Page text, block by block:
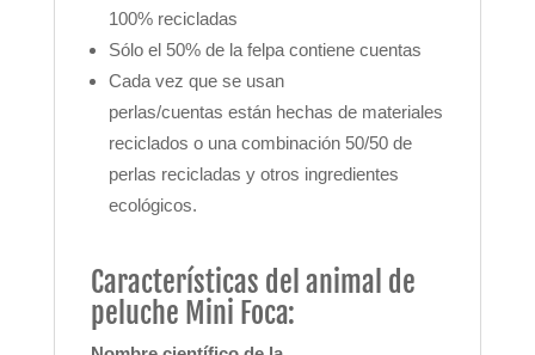
100% recicladas
Sólo el 50% de la felpa contiene cuentas
Cada vez que se usan
perlas/cuentas están hechas de materiales
reciclados o una combinación 50/50 de
perlas recicladas y otros ingredientes
ecológicos.
Características del animal de
peluche Mini Foca: